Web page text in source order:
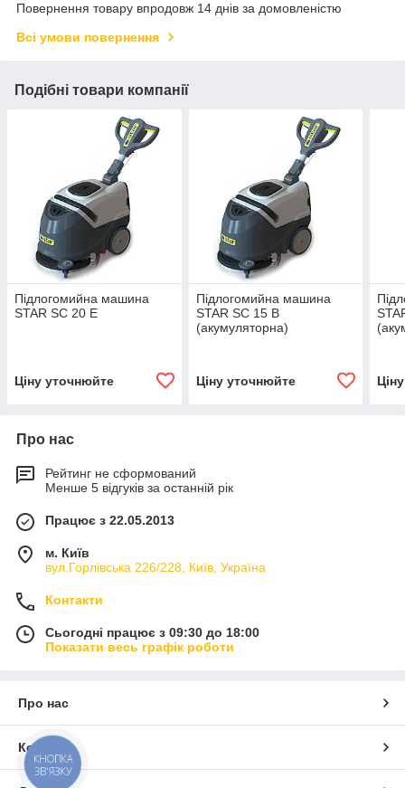
Повернення товару впродовж 14 днів за домовленістю
Всі умови повернення
Подібні товари компанії
Підлогомийна машина
STAR SC 20 E
Ціну уточнюйте
Підлогомийна машина
STAR SC 15 B
(акумуляторна)
Ціну уточнюйте
Про нас
Рейтинг не сформований
Менше 5 відгуків за останній рік
Працює з 22.05.2013
м. Київ
вул.Горлівська 226/228, Київ, Україна
Контакти
Сьогодні працює з 09:30 до 18:00
Показати весь графік роботи
Про нас
Контакти
КНОПКА
ЗВ'ЯЗКУ